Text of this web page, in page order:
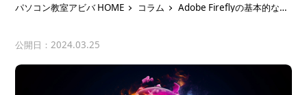
パソコン教室アビバ HOME コラム Adobe Fireflyの基本的な使
い方や機能とは？
公開日：2024.03.25